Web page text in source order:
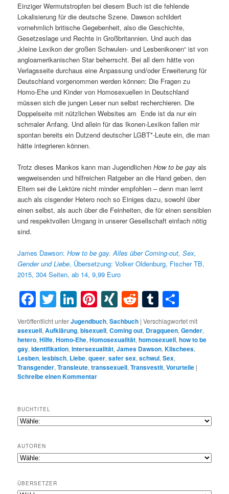
Einziger Wermutstropfen bei diesem Buch ist die fehlende
Lokalisierung für die deutsche Szene. Dawson schildert
vornehmlich britische Gegebenheit, also die Geschichte,
Gesetzeslage und Rechte in Großbritannien. Und auch das
„kleine Lexikon der großen Schwulen- und Lesbenikonen“ ist von
angloamerikanischen Star beherrscht. Bei all dem hätte von
Verlagsseite durchaus eine Anpassung und/oder Erweiterung für
Deutschland vorgenommen werden können: Die Fragen zu
Homo-Ehe und Kinder von Homosexuellen in Deutschland
müssen sich die jungen Leser nun selbst recherchieren. Die
Doppelseite mit nützlichen Websites am Ende ist da nur ein
schmaler Anfang. Und allein für das Ikonen-Lexikon fallen mir
spontan bereits ein Dutzend deutscher LGBT*-Leute ein, die man
hätte integrieren können.
Trotz dieses Mankos kann man JugendlichenHow to be gay als
wegweisenden und hilfreichen Ratgeber an die Hand geben, den
Eltern sei die Lektüre nicht minder empfohlen – denn man lernt
auch als cisgender Hetero noch so Einiges dazu, sowohl über
einen selbst, als auch über die Feinheiten, die für einen sensiblen
und respektvollen Umgang in unserer Gesellschaft einfach nötig
sind.
James Dawson:How to be gay. Alles über Coming-out, Sex,
Gender und Liebe, Übersetzung: Volker Oldenburg, Fischer TB,
2015, 304 Seiten, ab 14, 9,99 Euro
Facebook
Twitter
LinkedIn
Pinterest
XINGRedditTumblr
Veröffentlicht unterJugendbuch,Sachbuch |Verschlagwortet mit
asexuell,Aufklärung,bisexuell,Coming out, Dragqueen,Gender,
hetero,Hilfe,Homo-Ehe,Homosexualität,homosexuell,how to be
gay,Identifikation,Intersexualität,James Dawson,Klischees,
Lesben,lesbisch, Liebe,queer,safer sex,schwul,Sex,
Transgender,Transleute,transsexuell,Transvestit,Vorurteile |
Schreibe einen Kommentar
BUCHTITEL
AUTOREN
ÜBERSETZER